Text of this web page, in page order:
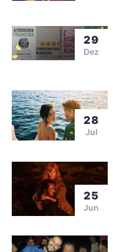
29
Dez
28
Jul
25
Jun